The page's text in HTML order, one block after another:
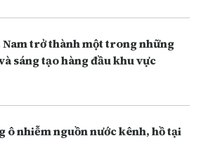
Nam trở thành một trong những
sáng tạo hàng đầu khu vực
ô nhiễm nguồn nước kênh, hồ tại